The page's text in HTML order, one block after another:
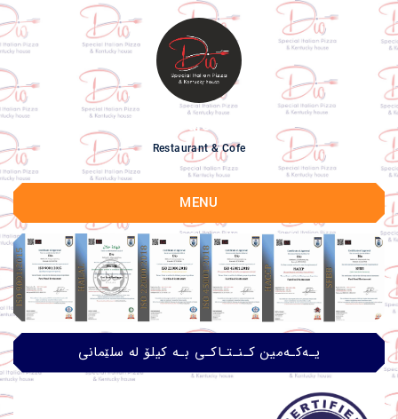
dio
Restaurant & Cofe
MENU
یـەکـەمین کـنـتـاکـی بـە کیلۆ لە سلێمانی